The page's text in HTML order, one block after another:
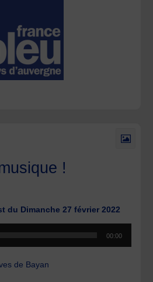
!
du Dimanche 27 février 2022
00:00
de Bayan